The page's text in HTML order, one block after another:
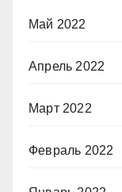
Май 2022
Апрель 2022
Март 2022
Февраль 2022